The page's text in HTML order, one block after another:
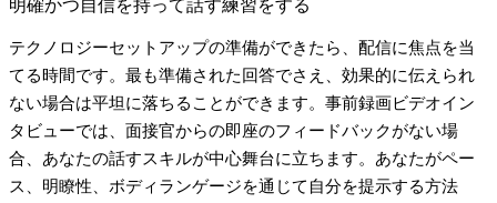
明確かつ自信を持って話す練習をする
テクノロジーセットアップの準備ができたら、配信に焦点を当
てる時間です。最も準備された回答でさえ、効果的に伝えられ
ない場合は平坦に落ちることができます。事前録画ビデオイン
タビューでは、面接官からの即座のフィードバックがない場
合、あなたの話すスキルが中心舞台に立ちます。あなたがペー
ス、明瞭性、ボディランゲージを通じて自分を提示する方法